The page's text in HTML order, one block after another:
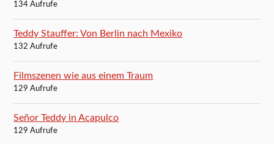
134 Aufrufe
Teddy Stauffer: Von Berlin nach Mexiko
132 Aufrufe
Filmszenen wie aus einem Traum
129 Aufrufe
Señor Teddy in Acapulco
129 Aufrufe